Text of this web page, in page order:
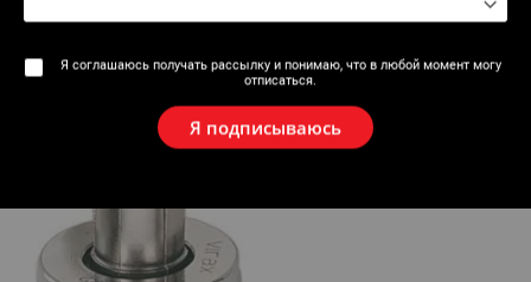
Аксессуары
Я соглашаюсь получать рассылку и понимаю, что в любой момент могу
отписаться.
Я подписываюсь